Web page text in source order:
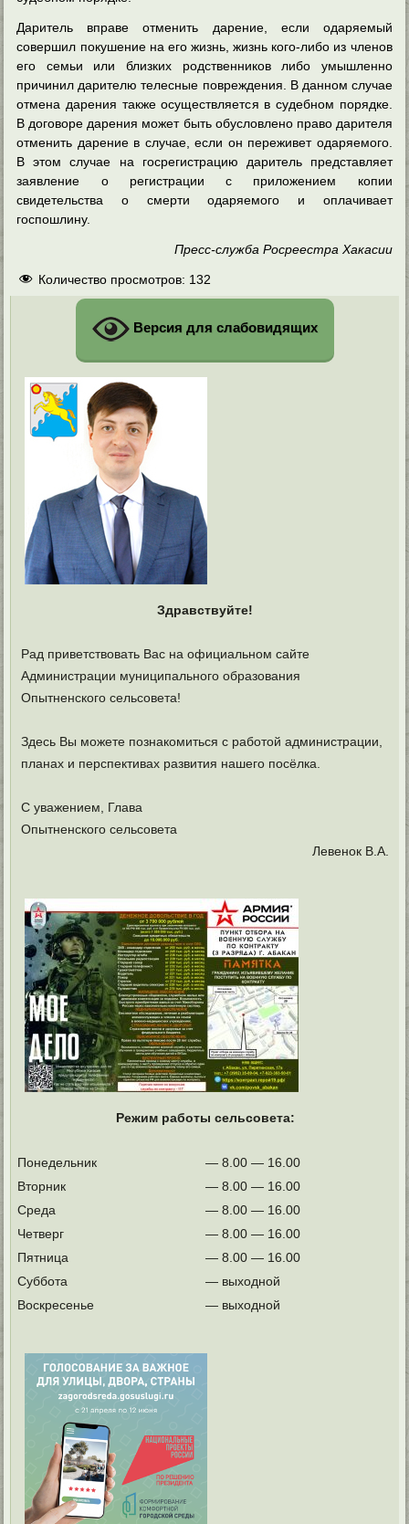
Даритель вправе отменить дарение, если одаряемый
совершил покушение на его жизнь, жизнь кого-либо из членов
его семьи или близких родственников либо умышленно
причинил дарителю телесные повреждения. В данном случае
отмена дарения также осуществляется в судебном порядке.
В договоре дарения может быть обусловлено право дарителя
отменить дарение в случае, если он переживет одаряемого.
В этом случае на госрегистрацию даритель представляет
заявление о регистрации с приложением копии
свидетельства о смерти одаряемого и оплачивает
госпошлину.
Пресс-служба Росреестра Хакасии
Количество просмотров: 132
Версия для слабовидящих
Здравствуйте!
Рад приветствовать Вас на официальном сайте
Администрации муниципального образования
Опытненского сельсовета!
Здесь Вы можете познакомиться с работой администрации,
планах и перспективах развития нашего посёлка.
С уважением, Глава
Опытненского сельсовета
Левенок В.А.
Режим работы сельсовета:
Понедельник
— 8.00 — 16.00
Вторник
— 8.00 — 16.00
Среда
— 8.00 — 16.00
Четверг
— 8.00 — 16.00
Пятница
— 8.00 — 16.00
Суббота
— выходной
Воскресенье
— выходной